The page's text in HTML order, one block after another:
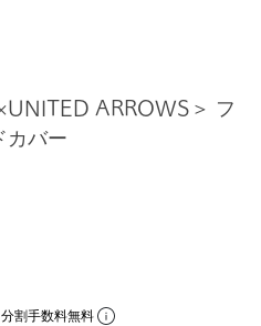
ARROWS＞ フ
カバー
割手数料無料